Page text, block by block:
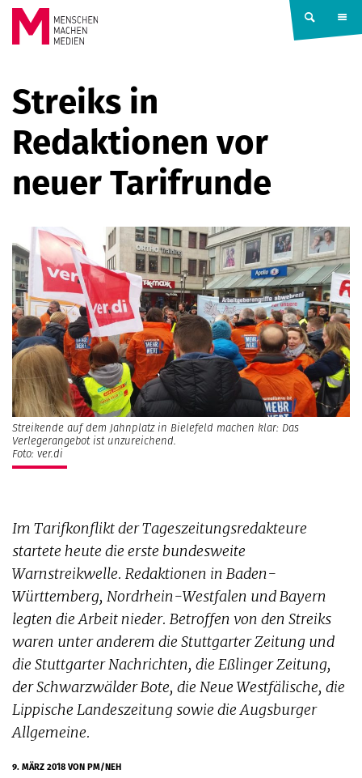
Springe zum Inhalt
MACHEN
MEDIEN
Streiks in
Redaktionen vor
neuer Tarifrunde
Streikende auf dem Jahnplatz in Bielefeld machen klar: Das
Verlegerangebot ist unzureichend.
Foto: ver.di
Im Tarifkonflikt der Tageszeitungsredakteure
startete heute die erste bundesweite
Warnstreikwelle. Redaktionen in Baden-
Württemberg, Nordrhein-Westfalen und Bayern
legten die Arbeit nieder. Betroffen von den Streiks
waren unter anderem die Stuttgarter Zeitung und
die Stuttgarter Nachrichten, die Eßlinger Zeitung,
der Schwarzwälder Bote, die Neue Westfälische, die
Lippische Landeszeitung sowie die Augsburger
Allgemeine.
9. MÄRZ 2018VON PM/NEH